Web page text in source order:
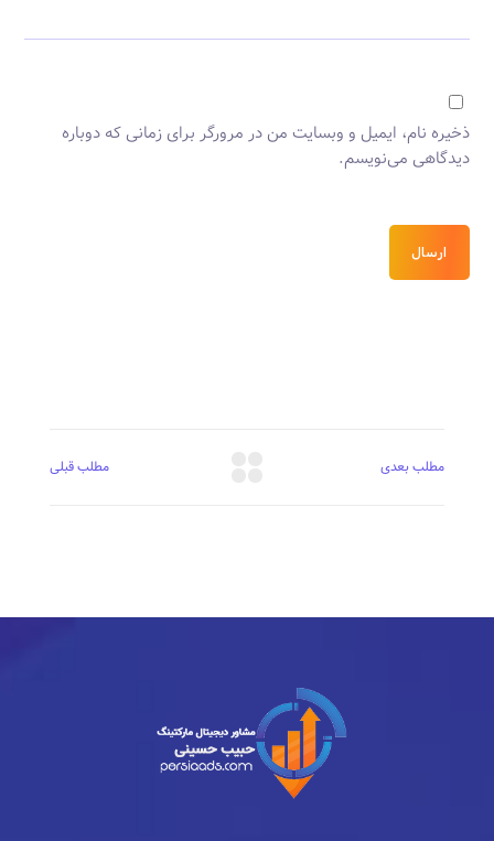
ذخیره نام، ایمیل و وبسایت من در مرورگر برای زمانی که دوباره
دیدگاهی می‌نویسم.
ارسال
مطلب قبلی مطلب بعدی